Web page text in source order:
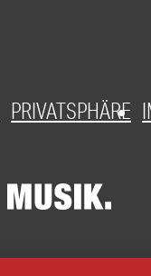
PRIVATSPHÄRE